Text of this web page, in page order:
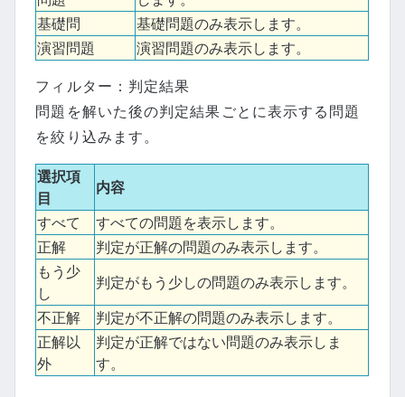
基礎問
基礎問題のみ表示します。
演習問題
演習問題のみ表示します。
フィルター：判定結果
問題を解いた後の判定結果ごとに表示する問題
を絞り込みます。
選択項
目
内容
すべて
すべての問題を表示します。
正解
判定が正解の問題のみ表示します。
もう少
し
判定がもう少しの問題のみ表示します。
不正解
判定が不正解の問題のみ表示します。
正解以
外
判定が正解ではない問題のみ表示しま
す。